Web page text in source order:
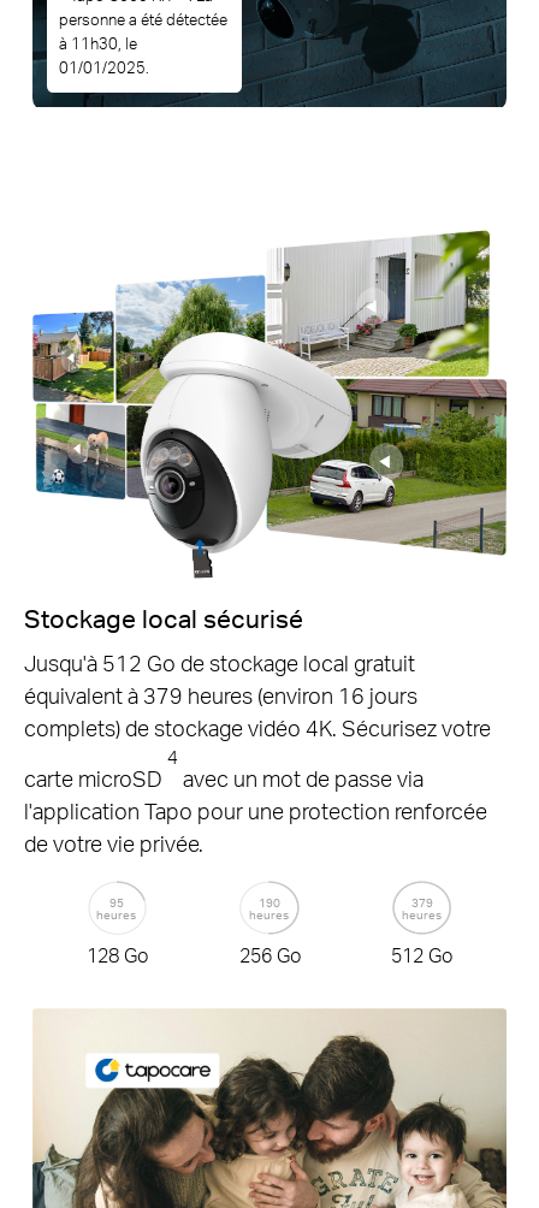
personne a été détectée
à 11h30, le
01/01/2025.
Options de stockage flexibles
Stockage local sécurisé
Jusqu'à 512 Go de stockage local gratuit
équivalent à 379 heures (environ 16 jours
complets) de stockage vidéo 4K. Sécurisez votre
carte microSD
4
avec un mot de passe via
l'application Tapo pour une protection renforcée
de votre vie privée.
95
heures
128 Go
190
heures
256 Go
379
heures
512 Go